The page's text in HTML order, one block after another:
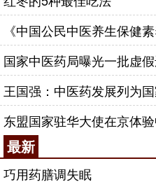
《中国公民中医养生保健
国家中医药局曝光一批虚
王国强：中医药发展列为
东盟国家驻华大使在京体
最新
巧用药膳调失眠